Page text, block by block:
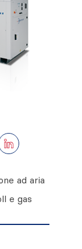
ad aria
e gas